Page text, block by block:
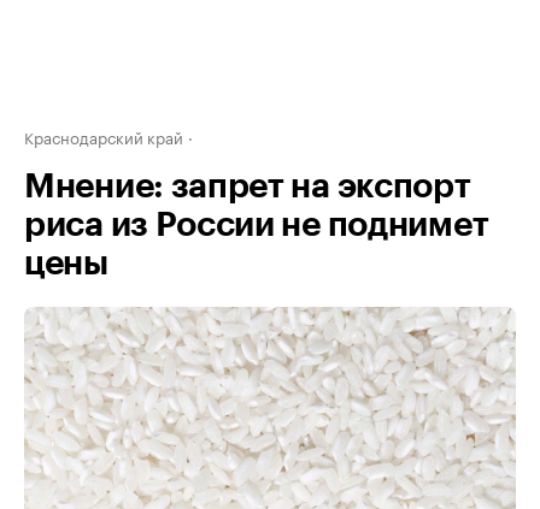
Краснодарский край
Мнение: запрет на экспорт
риса из России не поднимет
цены